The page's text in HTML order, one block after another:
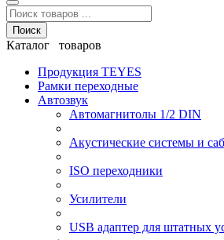
Поиск
Каталог товаров
Продукция TEYES
Рамки переходные
Автозвук
Автомагнитолы 1/2 DIN
Акустические системы и
ISO переходники
Усилители
USB адаптер для штатных